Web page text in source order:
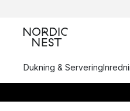
Dukning & Servering